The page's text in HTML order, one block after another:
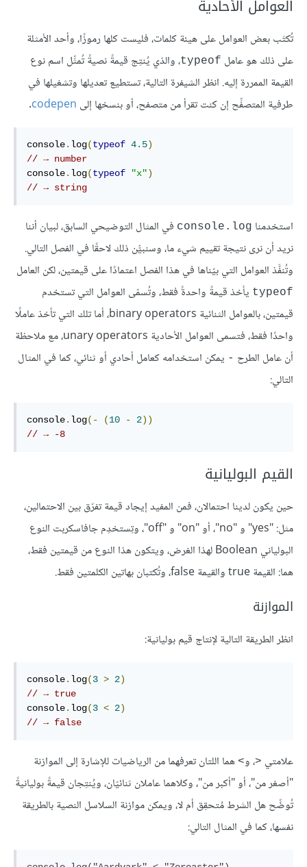
العوامل الأحادية
تُكتَب بعض العوامل على هيئة كلمات، فليست كلها رموزًا، وأحد الأمثلة
على ذلك هو عامل typeof، والذي يُنتِج قيمةً نصيةً تُمثِّل اسم نوع
القيمة الممررة إليه. انظر الشيفرة التالية، تستطيع تعديلها وتشغيلها في
طرفية المتصفِّح إن كنت تقرأ من متصفح، أو بنسخها إلى codepen
.
console. log(typeof 4.5)
// → number
console. log(typeof "x")
// → string
استخدمنا console.log في المثال التوضيحي السابق، لبيان أننا
نريد أن نرى نتيجة تقييم شيء ما، وسنبيُّن ذلك لاحقًا في الفصل التالي.
وتُنفَّذ العوامل التي بيّناها في هذا الفصل اعتمادًا على قيمتين، لكن العامل
typeof يأخذ قيمةً واحدةً فقط، وتُسمّى العوامل التي تستخدم
قيمتين، بالعوامل الثنائية binary operators، أما تلك التي تأخذ عاملًا
واحدًا فقط، فتسمى العوامل الأحادية unary operators، مع ملاحظة
أن عامل الطرح - يمكن استخدامه كعامل أحادي أو ثنائي، كما في المثال
التالي:
console. log(- (10 - 2))
// → -8
القيم البوليانية
حين يكون لدينا احتمالان، فمن المفيد إيجاد قيمة تفرّق بين الاحتمالين،
مثل: "yes" و "no"، أو "on" و "off"، وتِستخدِم جافاسكربت النوع
البولياني Boolean لهذا الغرض، ويتكون هذا النوع من قيمتين فقط،
هما: القيمة true والقيمة false، وتُكتبان بهاتين الكلمتين فقط.
الموازنة
انظر الطريقة التالية لإنتاج قيم بوليانية:
console. log(3 > 2)
// → true
console. log(3 < 2)
// → false
علامتي <، و> هما اللتان تعرفهما من الرياضيات للإشارة إلى الموازنة
"أصغر من"، أو "أكبر من"، وكلاهما عاملان ثنائيّان، ويُنتِجان قيمةً بوليانيةً
تُوضِّح هل الشرط مُتحقِق أم لا، ويمكن موازنة السلاسل النصية بالطريقة
نفسها، كما في المثال التالي: